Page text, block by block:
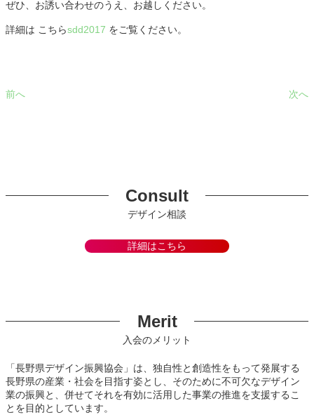
ぜひ、お誘い合わせのうえ、お越しください。
詳細は こちらsdd2017 をご覧ください。
前へ 次へ
Consult
デザイン相談
詳細はこちら
Merit
入会のメリット
「長野県デザイン振興協会」は、独自性と創造性をもって発展する
長野県の産業・社会を目指す姿とし、そのために不可欠なデザイン
業の振興と、併せてそれを有効に活用した事業の推進を支援するこ
とを目的としています。